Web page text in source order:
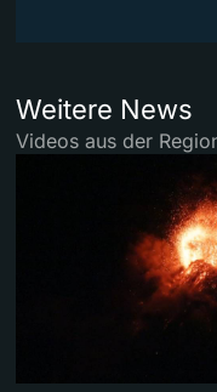
Weitere News
Videos aus der